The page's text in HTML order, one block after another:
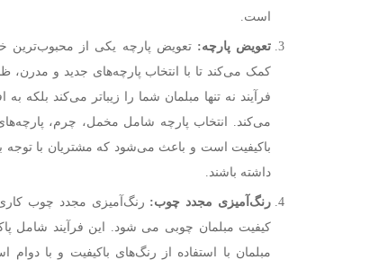
است.
تعویض پارچه:تعویض پارچه یکی از محبوب‌ترین
کمک می‌کند تا با انتخاب پارچه‌های جدید و مدرن،
فرآیند نه تنها مبلمان شما را زیباتر می‌کند بلکه
می‌کند. انتخاب پارچه شامل مخمل، چرم،
باکیفیت است و باعث می‌شود که مشتریان با توجه
داشته باشند.
رنگ‌آمیزی مجدد چوب: رنگ‌آمیزی مجدد چوب
کیفیت مبلمان چوبی می شود. این فرآیند شامل
مبلمان با استفاده از رنگ‌های باکیفیت و با دوام